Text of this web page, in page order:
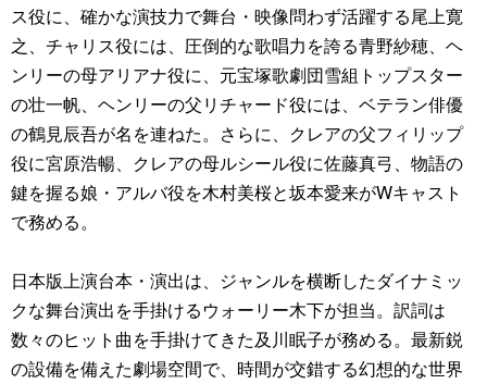
ス役に、確かな演技力で舞台・映像問わず活躍する尾上寛
之、チャリス役には、圧倒的な歌唱力を誇る青野紗穂、ヘ
ンリーの母アリアナ役に、元宝塚歌劇団雪組トップスター
の壮一帆、ヘンリーの父リチャード役には、ベテラン俳優
の鶴見辰吾が名を連ねた。さらに、クレアの父フィリップ
役に宮原浩暢、クレアの母ルシール役に佐藤真弓、物語の
鍵を握る娘・アルバ役を木村美桜と坂本愛来がWキャスト
で務める。
日本版上演台本・演出は、ジャンルを横断したダイナミッ
クな舞台演出を手掛けるウォーリー木下が担当。訳詞は
数々のヒット曲を手掛けてきた及川眠子が務める。最新鋭
の設備を備えた劇場空間で、時間が交錯する幻想的な世界